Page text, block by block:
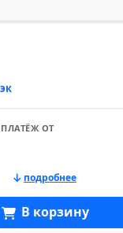
ОТ
подробнее
В корзину